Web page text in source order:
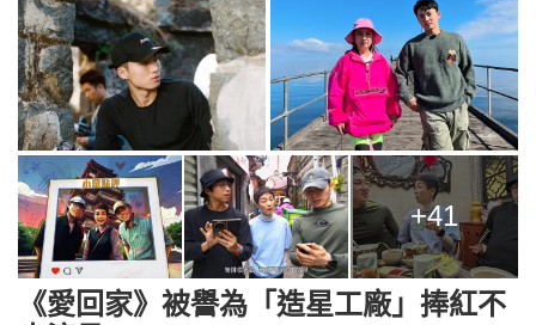
+41
《愛回家》被譽為「造星工廠」捧紅不